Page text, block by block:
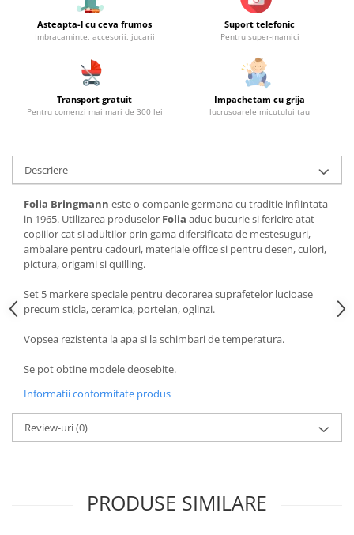
Asteapta-l cu ceva frumos
Imbracaminte, accesorii, jucarii
Suport telefonic
Pentru super-mamici
Transport gratuit
Pentru comenzi mai mari de 300 lei
Impachetam cu grija
lucrusoarele micutului tau
Descriere
Folia Bringmann este o companie germana cu traditie infiintata
in 1965. Utilizarea produselor Folia aduc bucurie si fericire atat
copiilor cat si adultilor prin gama difersificata de mestesuguri,
ambalare pentru cadouri, materiale office si pentru desen, culori,
pictura, origami si quilling.
Set 5 markere speciale pentru decorarea suprafetelor lucioase
precum sticla, ceramica, portelan, oglinzi.
Vopsea rezistenta la apa si la schimbari de temperatura.
Se pot obtine modele deosebite.
Informatii conformitate produs
Review-uri(0)
PRODUSE SIMILARE